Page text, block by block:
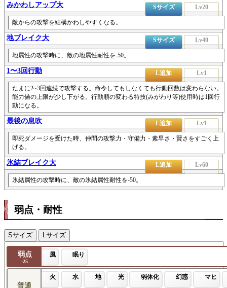
みかわしアップ大 Sサイズ Lv20
敵からの攻撃を結構かわしやすくなる。
地ブレイク大 Sサイズ Lv40
地属性の攻撃時に、敵の地属性耐性を-50。
1〜3回行動 L追加 Lv1
たまに2~3回連続で攻撃する。命令してもしなくても行動回数は変わらない。
能力値の上限が少し下がる。行動順の変わる特技(みがわり等)使用時は1回行
動になる。
最後の息吹 L追加 Lv1
即死ダメージを受けた時、仲間の攻撃力・守備力・素早さ・賢さをすごく上
げる。
氷結ブレイク大 L追加 Lv60
氷結属性の攻撃時に、敵の氷結属性耐性を-50。
弱点・耐性
Sサイズ Lサイズ
弱点
-25
風 眠り
普通
火 水 地 光 弱体化 幻惑 マヒ